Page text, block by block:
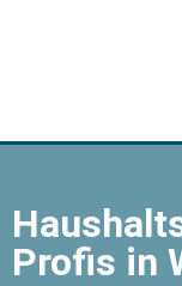
Profis in